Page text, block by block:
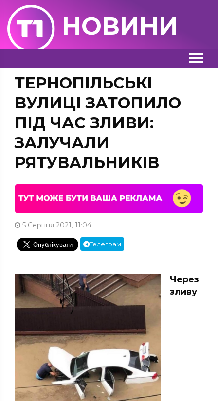
НОВИНИ
ТЕРНОПІЛЬСЬКІ
ВУЛИЦІ ЗАТОПИЛО
ПІД ЧАС ЗЛИВИ:
ЗАЛУЧАЛИ
РЯТУВАЛЬНИКІВ
5 Серпня 2021, 11:04
Телеграм
Через
зливу